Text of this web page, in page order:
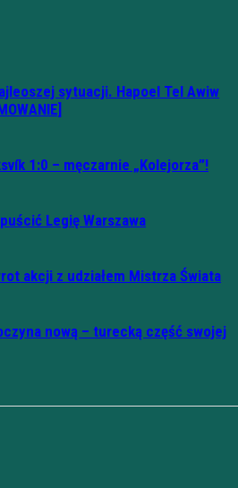
sytuacji. Hapoel Tel Awiw
1:0 – męczarnie „Kolejorza”!
Legię Warszawa
akcji z udziałem Mistrza Świata
nową – turecką część swojej